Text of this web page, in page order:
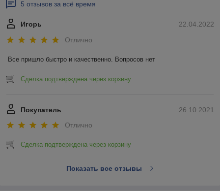
5 отзывов за всё время
22.04.2022
Игорь
Отлично
Все пришло быстро и качественно. Вопросов нет
Сделка подтверждена через корзину
26.10.2021
Покупатель
Отлично
Сделка подтверждена через корзину
Показать все отзывы